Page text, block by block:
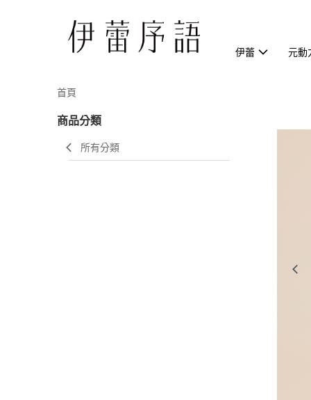
伊蕾 元動
首頁
商品分類
所有分類